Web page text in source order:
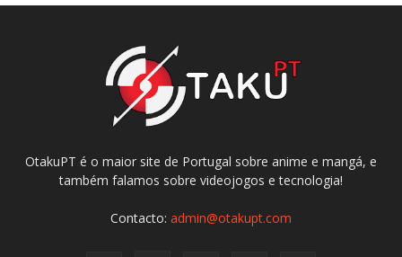
OtakuPT é o maior site de Portugal sobre anime e mangá, e
também falamos sobre videojogos e tecnologia!
Contacto: admin@otakupt.com